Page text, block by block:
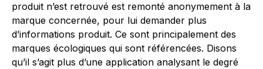
produit n’est retrouvé est remonté anonymement à la
marque concernée, pour lui demander plus
d’informations produit. Ce sont principalement des
marques écologiques qui sont référencées. Disons
qu’il s’agit plus d’une application analysant le degré